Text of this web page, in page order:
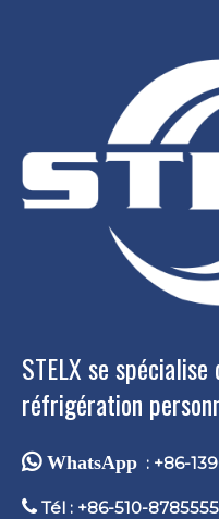
STELX se
réfrigération
 WhatsApp : +86-
 Tél : +86-510-